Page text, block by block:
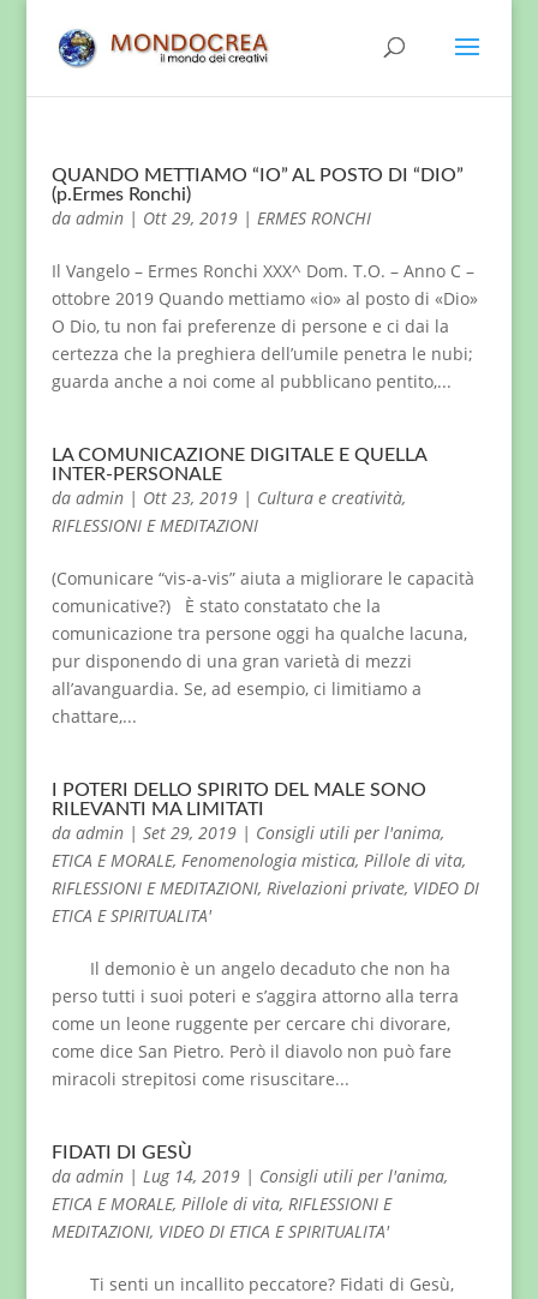
QUANDO METTIAMO “IO” AL POSTO DI “DIO”
(p.Ermes Ronchi)
da admin| Ott 29, 2019| ERMES RONCHI
Il Vangelo – Ermes Ronchi XXX^ Dom. T.O. – Anno C –
ottobre 2019 Quando mettiamo «io» al posto di «Dio»
O Dio, tu non fai preferenze di persone e ci dai la
certezza che la preghiera dell’umile penetra le nubi;
guarda anche a noi come al pubblicano pentito,...
LA COMUNICAZIONE DIGITALE E QUELLA
INTER-PERSONALE
da admin| Ott 23, 2019| Cultura e creatività,
RIFLESSIONI E MEDITAZIONI
(Comunicare “vis-a-vis” aiuta a migliorare le capacità
comunicative?) È stato constatato che la
comunicazione tra persone oggi ha qualche lacuna,
pur disponendo di una gran varietà di mezzi
all’avanguardia. Se, ad esempio, ci limitiamo a
chattare,...
I POTERI DELLO SPIRITO DEL MALE SONO
RILEVANTI MA LIMITATI
da admin| Set 29, 2019| Consigli utili per l'anima,
ETICA E MORALE, Fenomenologia mistica, Pillole di vita,
RIFLESSIONI E MEDITAZIONI, Rivelazioni private, VIDEO DI
ETICA E SPIRITUALITA'
Il demonio è un angelo decaduto che non ha
perso tutti i suoi poteri e s’aggira attorno alla terra
come un leone ruggente per cercare chi divorare,
come dice San Pietro. Però il diavolo non può fare
miracoli strepitosi come risuscitare...
FIDATI DI GESÙ
da admin| Lug 14, 2019| Consigli utili per l'anima,
ETICA E MORALE, Pillole di vita, RIFLESSIONI E
MEDITAZIONI, VIDEO DI ETICA E SPIRITUALITA'
Ti senti un incallito peccatore? Fidati di Gesù,